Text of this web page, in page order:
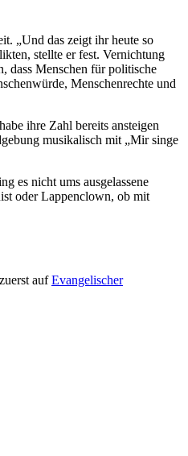
„Und das zeigt ihr heute so
stellte er fest. Vernichtung
dass Menschen für politische
Menschenrechte und
ihre Zahl bereits ansteigen
musikalisch mit „Mir singe
es nicht ums ausgelassene
oder Lappenclown, ob mit
aufEvangelischer